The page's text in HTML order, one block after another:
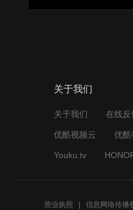
关于我们
关于我们 在线反
优酷视频云 优酷
Youku.tv
营业执照 信息网络传播